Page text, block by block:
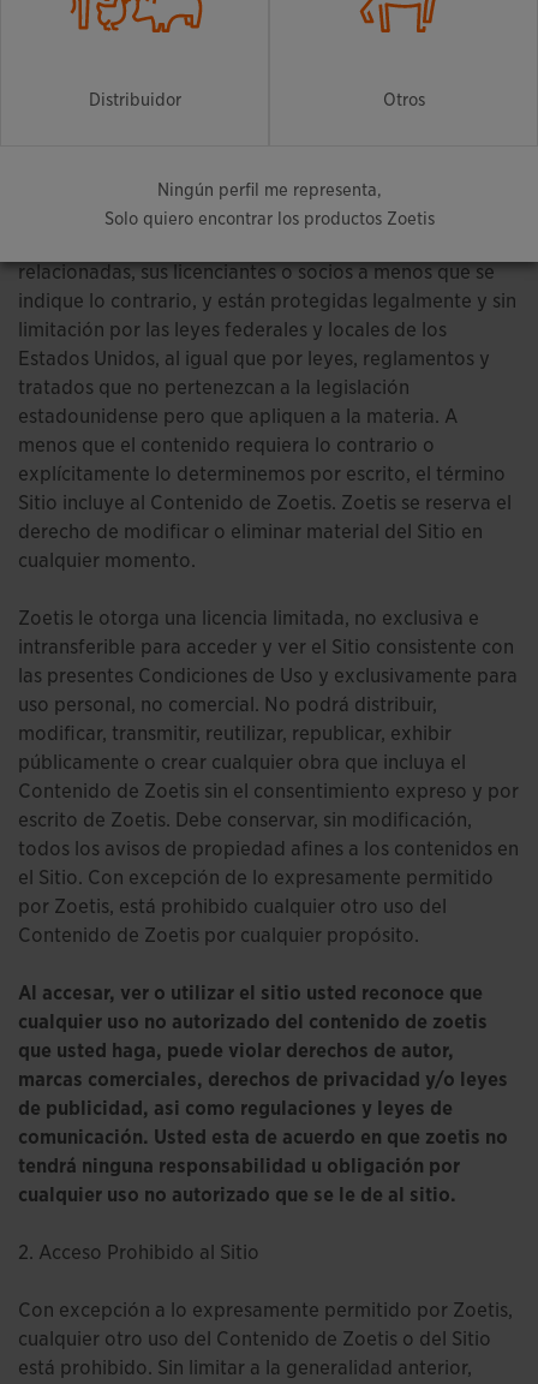
Esperamos que usted navegue por el Sitio y lo
gráficos, audio, imágenes, clips de audio, videos, datos
y compilaciones, (el “Contenido de Zoetis”) son
relacionadas, sus licenciantes o socios a menos que se
indique lo contrario, y están protegidas legalmente y sin
limitación por las leyes federales y locales de los
Estados Unidos, al igual que por leyes, reglamentos y
tratados que no pertenezcan a la legislación
estadounidense pero que apliquen a la materia. A
menos que el contenido requiera lo contrario o
explícitamente lo determinemos por escrito, el término
Sitio incluye al Contenido de Zoetis. Zoetis se reserva el
derecho de modificar o eliminar material del Sitio en
cualquier momento.
Zoetis le otorga una licencia limitada, no exclusiva e
intransferible para acceder y ver el Sitio consistente con
las presentes Condiciones de Uso y exclusivamente para
uso personal, no comercial. No podrá distribuir,
modificar, transmitir, reutilizar, republicar, exhibir
públicamente o crear cualquier obra que incluya el
Contenido de Zoetis sin el consentimiento expreso y por
escrito de Zoetis. Debe conservar, sin modificación,
todos los avisos de propiedad afines a los contenidos en
el Sitio. Con excepción de lo expresamente permitido
por Zoetis, está prohibido cualquier otro uso del
Contenido de Zoetis por cualquier propósito.
Al accesar, ver o utilizar el sitio usted reconoce que
cualquier uso no autorizado del contenido de zoetis
que usted haga, puede violar derechos de autor,
marcas comerciales, derechos de privacidad y/o leyes
de publicidad, asi como regulaciones y leyes de
comunicación. Usted esta de acuerdo en que zoetis no
tendrá ninguna responsabilidad u obligación por
cualquier uso no autorizado que se le de al sitio.
2. Acceso Prohibido al Sitio
Con excepción a lo expresamente permitido por Zoetis,
cualquier otro uso del Contenido de Zoetis o del Sitio
está prohibido. Sin limitar a la generalidad anterior,
Distribuidor Otros
Ningún perfil me representa,
Solo quiero encontrar los productos Zoetis